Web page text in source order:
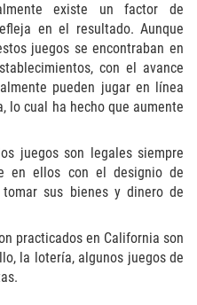
Disposición
Detención
los Padres en Casos
Juvenil
Tres Delitos y Fuera
existe un factor de
en el resultado. Aunque
juegos se encontraban en
con el avance
pueden jugar en línea
lo cual ha hecho que aumente
juegos son legales siempre
en ellos con el designio de
sus bienes y dinero de
practicados en California son
la lotería, algunos juegos de